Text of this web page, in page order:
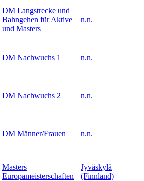
DM Langstrecke und
Bahngehen für Aktive
und Masters
n.n.
DM Nachwuchs 1 n.n.
DM Nachwuchs 2 n.n.
DM Männer/Frauen n.n.
Masters
Europameisterschaften
Jyväskylä
(Finnland)